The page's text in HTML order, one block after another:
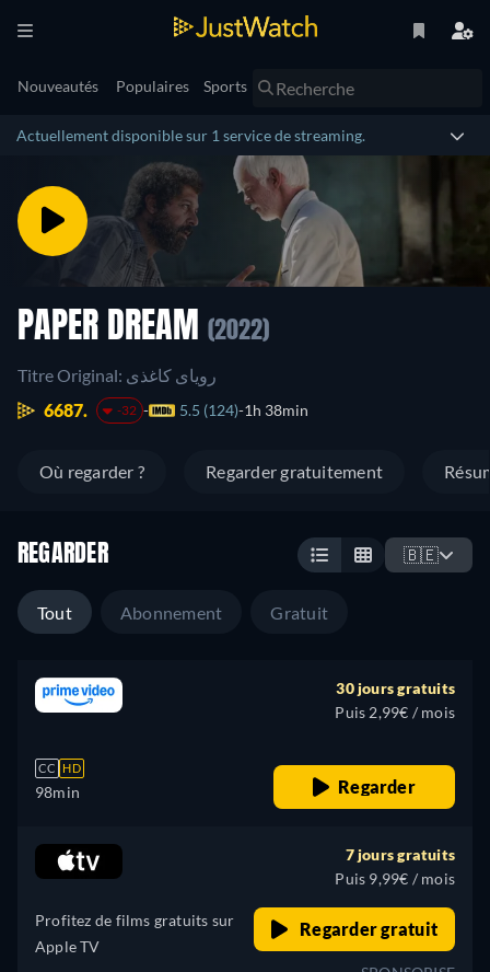
Nouveautés Populaires Sports
Actuellement disponible sur 1 service de streaming.
PAPER DREAM (2022)
Titre Original: رویای کاغذی
6687.
-32 5.5 (124) 1h 38min
Où regarder ? Regarder gratuitement
REGARDER 🇧🇪
Tout Abonnement Gratuit
CC HD
98min
30 jours gratuits
Puis 2,99€ / mois
Regarder
Profitez de films gratuits sur
Apple TV
7 jours gratuits
Puis 9,99€ / mois
Regarder gratuit